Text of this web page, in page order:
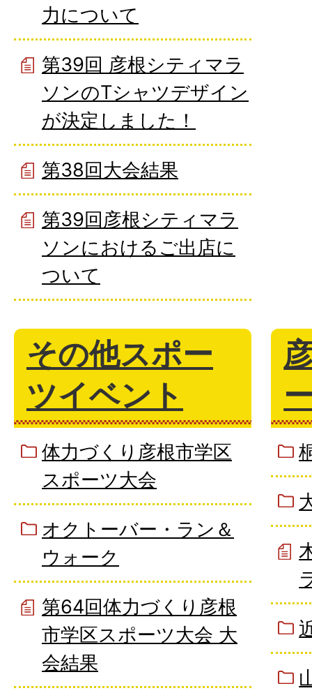
力について
第39回 彦根シティマラ
ソンのTシャツデザイン
が決定しました！
第38回大会結果
第39回彦根シティマラ
ソンにおけるご出店に
ついて
その他スポー
ツイベント
体力づくり彦根市学区
スポーツ大会
オクトーバー・ラン＆
ウォーク
第64回体力づくり彦根
市学区スポーツ大会 大
会結果